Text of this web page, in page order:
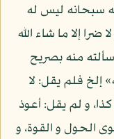
سبحانه ليس له
إلا ما شاء الله
منه بصريح
إلخ فلم يقل: لا
و لم يقل: أعوذ
الحول و القوة، و